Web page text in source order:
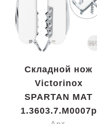
Складной нож
Victorinox
SPARTAN MAT
1.3603.7.M0007p